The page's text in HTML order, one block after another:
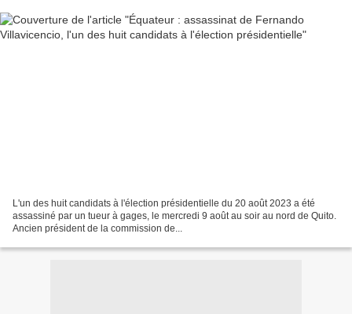
L'un des huit candidats à l'élection présidentielle du 20 août 2023 a été
assassiné par un tueur à gages, le mercredi 9 août au soir au nord de Quito.
Ancien président de la commission de...